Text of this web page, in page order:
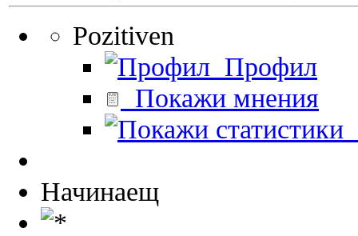
Pozitiven
Профил
Покажи мнения
Начинаещ